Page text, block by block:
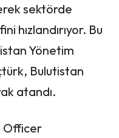
sektörde
hızlandırıyor. Bu
Yönetim
Bulutistan
atandı.
Officer